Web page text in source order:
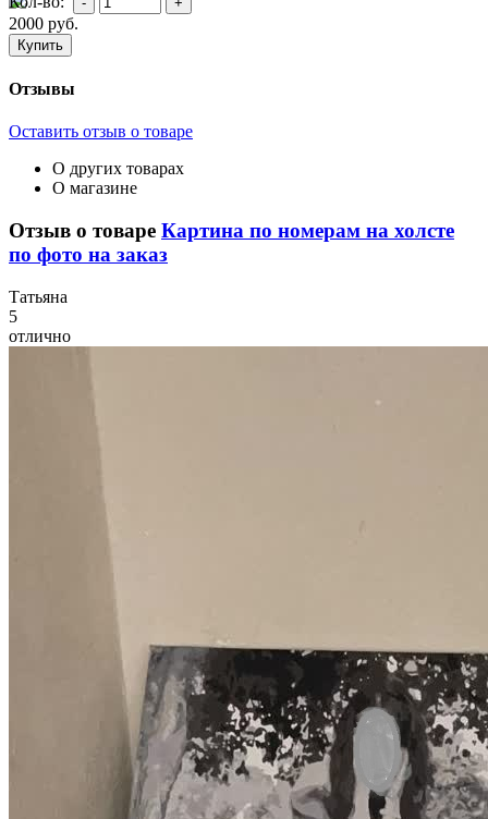
2000 руб.
Отзывы
Оставить отзыв о товаре
О других товарах
О магазине
Отзыв о товаре Картина по номерам на холсте
по фото на заказ
Татьяна
5
отлично